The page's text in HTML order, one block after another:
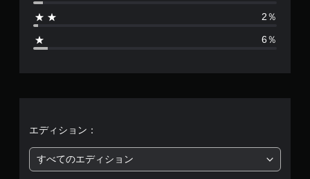
2
平
2％
6％
エディション：
すべてのエディション